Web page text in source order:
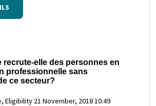
recrute-elle des personnes en
professionnelle sans
ce secteur?
Eligibility 21 November, 2018 10:49